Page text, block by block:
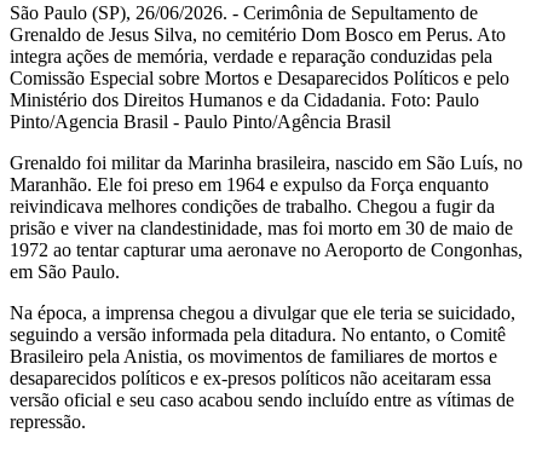
São Paulo (SP), 26/06/2026. - Cerimônia de Sepultamento de
Grenaldo de Jesus Silva, no cemitério Dom Bosco em Perus. Ato
integra ações de memória, verdade e reparação conduzidas pela
Comissão Especial sobre Mortos e Desaparecidos Políticos e pelo
Ministério dos Direitos Humanos e da Cidadania. Foto: Paulo
Pinto/Agencia Brasil - Paulo Pinto/Agência Brasil
Grenaldo foi militar da Marinha brasileira, nascido em São Luís, no
Maranhão. Ele foi preso em 1964 e expulso da Força enquanto
reivindicava melhores condições de trabalho. Chegou a fugir da
prisão e viver na clandestinidade, mas foi morto em 30 de maio de
1972 ao tentar capturar uma aeronave no Aeroporto de Congonhas,
em São Paulo.
Na época, a imprensa chegou a divulgar que ele teria se suicidado,
seguindo a versão informada pela ditadura. No entanto, o Comitê
Brasileiro pela Anistia, os movimentos de familiares de mortos e
desaparecidos políticos e ex-presos políticos não aceitaram essa
versão oficial e seu caso acabou sendo incluído entre as vítimas de
repressão.